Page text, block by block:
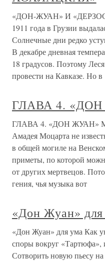
«ДОН-ЖУАН» И
1911 года в Грузии
Солнечные дни редко
В декабре дневная
18 градусов. Поэтому
провести на Кавказе. Но в
ГЛАВА 4.
ГЛАВА 4. «ДОН ЖУАН»
Амадея Моцарта не
в общей могиле на
приметы, по которой
от других мертвецов.
гения, чья музыка вот
«Дон Жуан»
«Дон Жуан» для ума Как
споры вокруг «Тартюфа»,
Сотворить новую пьесу